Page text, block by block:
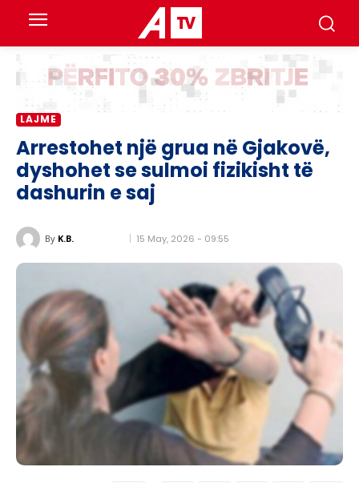
LAJME
Arrestohet një grua në Gjakovë,
dyshohet se sulmoi fizikisht të
dashurin e saj
By K.B. 15 May, 2026 - 09:55